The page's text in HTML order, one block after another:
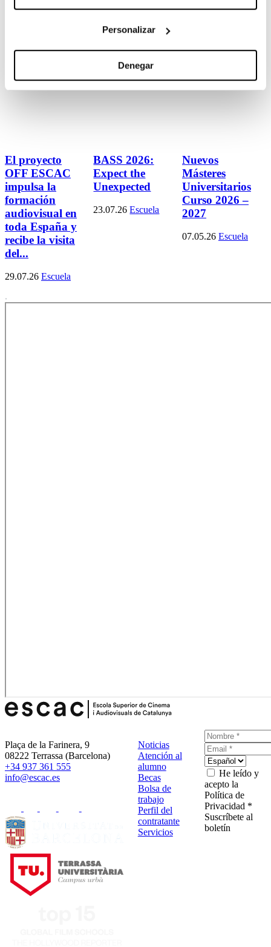
Personalizar
Denegar
El proyecto
OFF ESCAC
impulsa la
formación
audiovisual en
toda España y
recibe la visita
del...
29.07.26 Escuela
BASS 2026:
Expect the
Unexpected
23.07.26 Escuela
Nuevos
Másteres
Universitarios
Curso 2026 –
2027
07.05.26 Escuela
Plaça de la Farinera, 9
08222 Terrassa (Barcelona)
+34 937 361 555
info@escac.es
Noticias
Atención al
alumno
Becas
Bolsa de
trabajo
Perfil del
contratante
Servicios
He leído y
acepto la
Política de
Privacidad *
Suscríbete al
boletín